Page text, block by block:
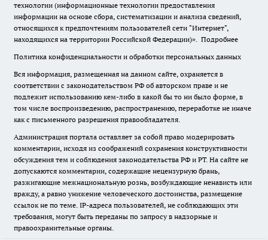
технологии (информационные технологии предоставления
информации на основе сбора, систематизации и анализа сведений,
относящихся к предпочтениям пользователей сети "Интернет",
находящихся на территории Российской Федерации)». Подробнее
Политика конфиденциальности и обработки персональных данных
Вся информация, размещенная на данном сайте, охраняется в
соответствии с законодательством РФ об авторском праве и не
подлежит использованию кем-либо в какой бы то ни было форме, в
том числе воспроизведению, распространению, переработке не иначе
как с письменного разрешения правообладателя.
Администрация портала оставляет за собой право модерировать
комментарии, исходя из соображений сохранения конструктивности
обсуждения тем и соблюдения законодательства РФ и РТ. На сайте не
допускаются комментарии, содержащие нецензурную брань,
разжигающие межнациональную рознь, возбуждающие ненависть или
вражду, а равно унижение человеческого достоинства, размещение
ссылок не по теме. IP-адреса пользователей, не соблюдающих эти
требования, могут быть переданы по запросу в надзорные и
правоохранительные органы.